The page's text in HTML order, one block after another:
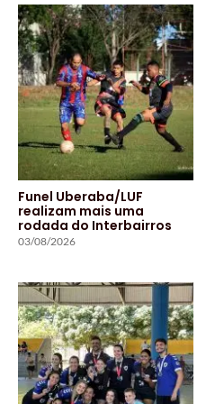
Funel Uberaba/LUF
realizam mais uma
rodada do Interbairros
03/08/2026